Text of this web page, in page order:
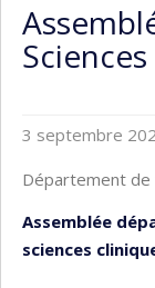
3 septembre
Département de
Assemblée
sciences